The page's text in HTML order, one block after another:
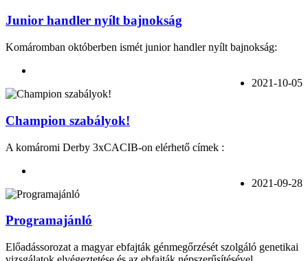
Junior handler nyílt bajnokság
Komáromban októberben ismét junior handler nyílt bajnokság:
2021-10-05
Champion szabályok!
A komáromi Derby 3xCACIB-on elérhető címek :
2021-09-28
Programajánló
Előadássorozat a magyar ebfajták génmegőrzését szolgáló genetikai